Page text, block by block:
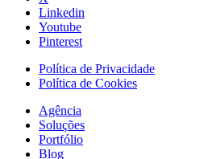
Linkedin
Youtube
Pinterest
Política de Privacidade
Política de Cookies
Agência
Soluções
Portfólio
Blog